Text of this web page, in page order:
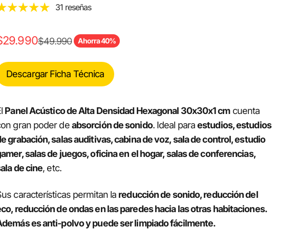
31 reseñas
de oferta
Precio normal
$49.990 Ahorra 40%
Descargar Ficha Técnica
Panel Acústico de Alta Densidad Hexagonal 30x30x1 cmcuenta
gran poder deabsorción de sonido. Ideal paraestudios, estudios
grabación, salas auditivas, cabina de voz, sala de control, estudio
salas de juegos, oficina en el hogar, salas de conferencias,
de cine, etc.
características permitan la reducción de sonido, reducción del
reducción de ondas en las paredes hacia las otras habitaciones.
es anti-polvo y puede ser limpiado fácilmente.